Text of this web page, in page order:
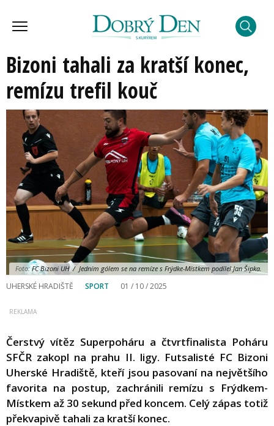
Bizoni tahali za kratší konec,
remízu trefil kouč
Foto:FC Bizoni UH / Jedním gólem se na remíze s Frýdke-Místkem podílel Jan Šipka.
UHERSKÉ HRADIŠTĚ SPORT 01 / 10 / 2025
Čerstvý vítěz Superpoháru a čtvrtfinalista Poháru
SFČR zakopl na prahu II. ligy. Futsalisté FC Bizoni
Uherské Hradiště, kteří jsou pasovaní na největšího
favorita na postup, zachránili remízu s Frýdkem-
Místkem až 30 sekund před koncem. Celý zápas totiž
překvapivě tahali za kratší konec.